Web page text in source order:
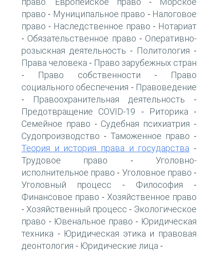
-
право - Муниципальное право - Налоговое
право - Наследственное право - Нотариат
- Обязательственное право - Оперативно-
розыскная деятельность - Политология -
Права человека - Право зарубежных стран
- Право собственности -
Право
социального обеспечения - Правоведение
- Правоохранительная деятельность -
Предотвращение COVID-19 - Риторика -
Семейное право - Судебная психиатрия -
Судопроизводство - Таможенное право -
Теория и история права и государства -
Трудовое право -Уголовно-
исполнительное право - Уголовное право -
Уголовный процесс - Философия -
Финансовое право - Хозяйственное право
- Хозяйственный процесс - Экологическое
право - Ювенальное право - Юридическая
техника - Юридическая этика и правовая
деонтология - Юридические лица -